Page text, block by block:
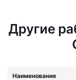
Другие
Наименование